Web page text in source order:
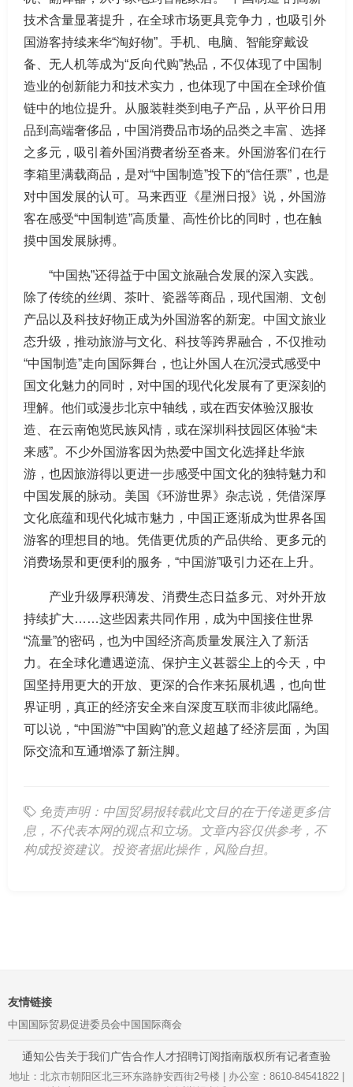
技术含量显著提升，在全球市场更具竞争力，也吸引外
国游客持续来华“淘好物”。手机、电脑、智能穿戴设
备、无人机等成为“反向代购”热品，不仅体现了中国制
造业的创新能力和技术实力，也体现了中国在全球价值
链中的地位提升。从服装鞋类到电子产品，从平价日用
品到高端奢侈品，中国消费品市场的品类之丰富、选择
之多元，吸引着外国消费者纷至沓来。外国游客们在行
李箱里满载商品，是对“中国制造”投下的“信任票”，也是
对中国发展的认可。马来西亚《星洲日报》说，外国游
客在感受“中国制造”高质量、高性价比的同时，也在触
摸中国发展脉搏。
“中国热”还得益于中国文旅融合发展的深入实践。
除了传统的丝绸、茶叶、瓷器等商品，现代国潮、文创
产品以及科技好物正成为外国游客的新宠。中国文旅业
态升级，推动旅游与文化、科技等跨界融合，不仅推动
“中国制造”走向国际舞台，也让外国人在沉浸式感受中
国文化魅力的同时，对中国的现代化发展有了更深刻的
理解。他们或漫步北京中轴线，或在西安体验汉服妆
造、在云南饱览民族风情，或在深圳科技园区体验“未
来感”。不少外国游客因为热爱中国文化选择赴华旅
游，也因旅游得以更进一步感受中国文化的独特魅力和
中国发展的脉动。美国《环游世界》杂志说，凭借深厚
文化底蕴和现代化城市魅力，中国正逐渐成为世界各国
游客的理想目的地。凭借更优质的产品供给、更多元的
消费场景和更便利的服务，“中国游”吸引力还在上升。
产业升级厚积薄发、消费生态日益多元、对外开放
持续扩大……这些因素共同作用，成为中国接住世界
“流量”的密码，也为中国经济高质量发展注入了新活
力。在全球化遭遇逆流、保护主义甚嚣尘上的今天，中
国坚持用更大的开放、更深的合作来拓展机遇，也向世
界证明，真正的经济安全来自深度互联而非彼此隔绝。
可以说，“中国游”“中国购”的意义超越了经济层面，为国
际交流和互通增添了新注脚。
免责声明：中国贸易报转载此文目的在于传递更多信
息，不代表本网的观点和立场。文章内容仅供参考，不
构成投资建议。投资者据此操作，风险自担。
友情链接
中国国际贸易促进委员会中国国际商会
通知公告关于我们广告合作人才招聘订阅指南版权所有记者查验
地址：北京市朝阳区北三环东路静安西街2号楼 | 办公室：8610-84541822 |